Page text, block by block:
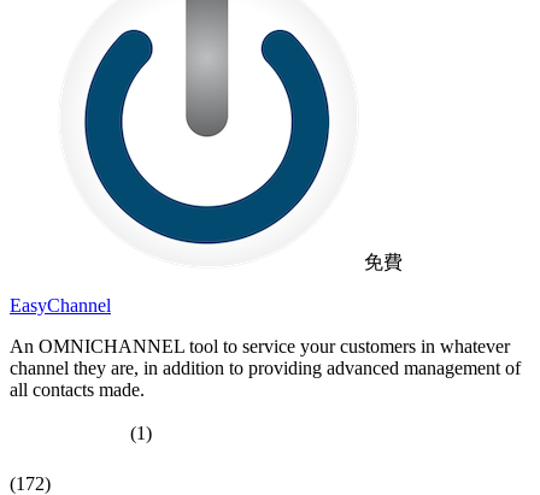
免費
EasyChannel
An OMNICHANNEL tool to service your customers in whatever
channel they are, in addition to providing advanced management of
all contacts made.
(1)
(172)